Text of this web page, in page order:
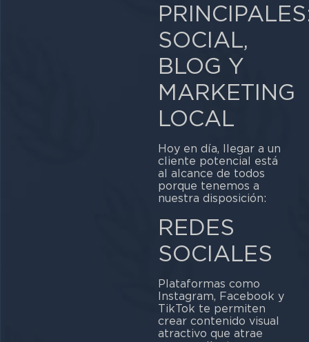
SOCIAL,
BLOG Y
MARKETING
LOCAL
Hoy en día, llegar a un
cliente potencial está
al alcance de todos
porque tenemos a
nuestra disposición:
REDES
SOCIALES
Plataformas como
Instagram, Facebook y
TikTok te permiten
crear contenido visual
atractivo que atrae